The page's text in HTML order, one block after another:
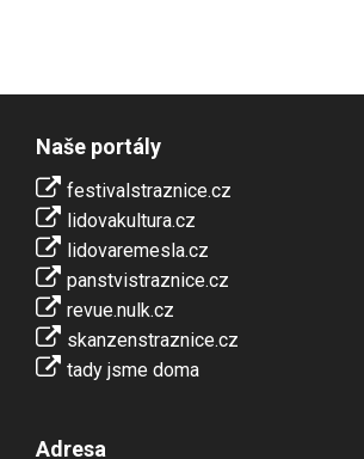
Naše portály
festivalstraznice.cz
lidovakultura.cz
lidovaremesla.cz
panstvistraznice.cz
revue.nulk.cz
skanzenstraznice.cz
tady jsme doma
Adresa